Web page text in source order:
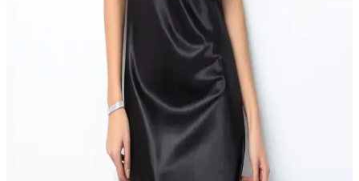
Penti'nin Carrie Ekru Gömlek Pantolon Takımı, hafif ve şık saten
kumaşıyla her sezon kullanılabilir, konfor ve estetiği bir arada sunar,
kullanıcı memnuniyeti yüksek, bakım ve sürdürülebilirlik
özellikleriyle öne çıkar.
Penti Quinn Siyah Gömlek Pantolon Takımı ve
Suwen Panda Pijama Takımı Karşılaştırması
İki popüler pijama takımı olan Penti Quinn Siyah Gömlek Pantolon
ve Suwen Panda, şıklık ve rahatlık sunar. Kumaş, tasarım ve
kullanıcı yorumlarıyla en uygun seçimi yapmanıza yardımcı olur.